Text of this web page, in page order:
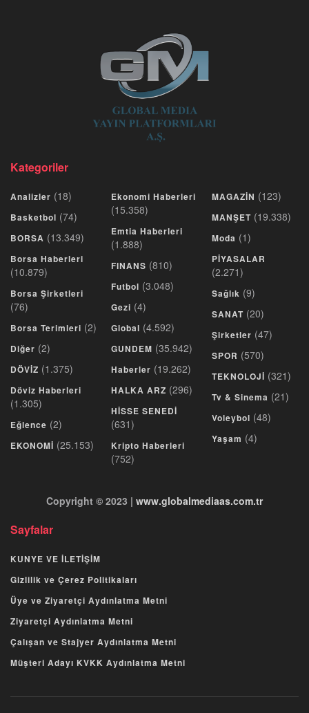
Kategoriler
Analizler (18)
Basketbol (74)
BORSA (13.349)
Borsa Haberleri
(10.879)
Borsa Şirketleri
(76)
Borsa Terimleri (2)
Diğer (2)
DÖVİZ (1.375)
Döviz Haberleri
(1.305)
Eğlence (2)
EKONOMİ (25.153)
Ekonomi Haberleri
(15.358)
Emtia Haberleri
(1.888)
FINANS (810)
Futbol (3.048)
Gezi (4)
Global (4.592)
GUNDEM (35.942)
Haberler (19.262)
HALKA ARZ (296)
HİSSE SENEDİ
(631)
Kripto Haberleri
(752)
MAGAZİN (123)
MANŞET (19.338)
Moda (1)
PİYASALAR
(2.271)
Sağlık (9)
SANAT (20)
Şirketler (47)
SPOR (570)
TEKNOLOJİ (321)
Tv & Sinema (21)
Voleybol (48)
Yaşam (4)
Copyright © 2023 | www.globalmediaas.com.tr
Sayfalar
KUNYE VE İLETİŞİM
Gizlilik ve Çerez Politikaları
Üye ve Ziyaretçi Aydınlatma Metni
Ziyaretçi Aydınlatma Metni
Çalışan ve Stajyer Aydınlatma Metni
Müşteri Adayı KVKK Aydınlatma Metni